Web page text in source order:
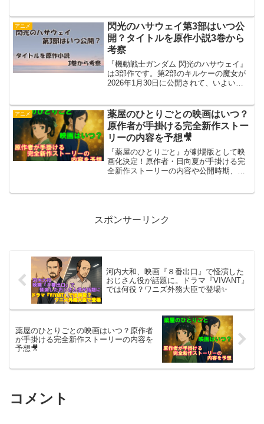
コメントも紹介。
アニメ
閃光のハサウェイ第3部はいつ公
開？タイトルを原作小説3巻から
考察
『機動戦士ガンダム 閃光のハサウェイ』
は3部作です。第2部のキルケーの魔女が
2026年1月30日に公開されて、いよいよ
すよね。さらに8月には配信も始まりま
す。この記...
アニメ
薬屋のひとりごとの映画はいつ？
原作者が手掛ける完全新作ストー
リーの内容を予想🎥
『薬屋のひとりごと』が劇場版として映
画化決定！原作者・日向夏が手掛ける完
全新作ストーリーの内容や公開時期、注
スポンサーリンク
河内大和、映画『８番出口』で怪演した
おじさん役が話題に。ドラマ『VIVANT』
では何役？ワニズ外務大臣で登場✨
薬屋のひとりごとの映画はいつ？原作者
が手掛ける完全新作ストーリーの内容を
予想🎥
コメント